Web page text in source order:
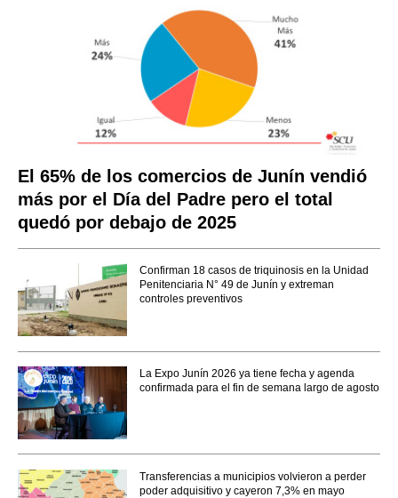
El 65% de los comercios de Junín vendió
más por el Día del Padre pero el total
quedó por debajo de 2025
Confirman 18 casos de triquinosis en la Unidad
Penitenciaria N° 49 de Junín y extreman
controles preventivos
La Expo Junín 2026 ya tiene fecha y agenda
confirmada para el fin de semana largo de agosto
Transferencias a municipios volvieron a perder
poder adquisitivo y cayeron 7,3% en mayo